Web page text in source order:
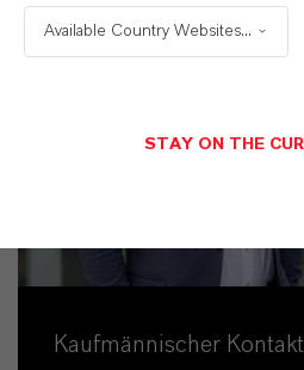
Kaufmännischer Kontakt
Available Country Websites...
STAY ON THE